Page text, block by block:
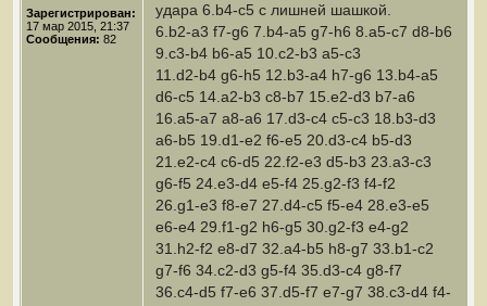
Зарегистрирован:
17 мар 2015, 21:37
Сообщения: 82
удара 6.b4-c5 с лишней шашкой.
6.b2-a3 f7-g6 7.b4-a5 g7-h6 8.a5-c7 d8-b6
9.c3-b4 b6-a5 10.c2-b3 a5-c3
11.d2-b4 g6-h5 12.b3-a4 h7-g6 13.b4-a5
d6-c5 14.a2-b3 c8-b7 15.e2-d3 b7-a6
16.a5-a7 a8-a6 17.d3-c4 c5-c3 18.b3-d3
a6-b5 19.d1-e2 f6-e5 20.d3-c4 b5-d3
21.e2-c4 c6-d5 22.f2-e3 d5-b3 23.a3-c3
g6-f5 24.e3-d4 e5-f4 25.g2-f3 f4-f2
26.g1-e3 f8-e7 27.d4-c5 f5-e4 28.e3-e5
e6-e4 29.f1-g2 h6-g5 30.g2-f3 e4-g2
31.h2-f2 e8-d7 32.a4-b5 h8-g7 33.b1-c2
g7-f6 34.c2-d3 g5-f4 35.d3-c4 g8-f7
36.c4-d5 f7-e6 37.d5-f7 e7-g7 38.c3-d4 f4-